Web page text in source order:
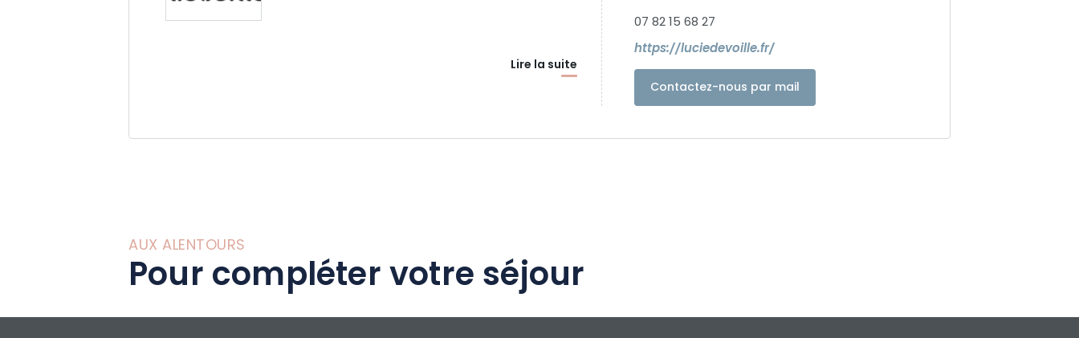
Lire la suite
07 82 15 68 27
https://luciedevoille.fr/
Contactez-nous par mail
AUX ALENTOURS
Pour compléter votre séjour